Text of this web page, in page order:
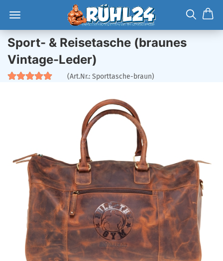
Sport- & Reisetasche (braunes
Vintage-Leder)
(Art.Nr.: Sporttasche-braun)